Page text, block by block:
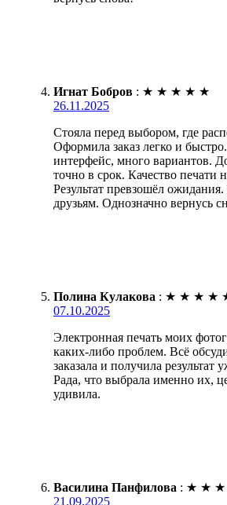
Игнат Бобров : ★ ★ ★ ★ ★
26.11.2025
Стояла перед выбором, где
Оформила заказ легко и
интерфейс, много вариантов.
точно в срок. Качество печати
Результат превзошёл
друзьям. Однозначно вернусь
Полина Кулакова : ★ ★ ★ ★
07.10.2025
Электронная печать моих
каких-либо проблем. Всё
заказала и получила результат
Рада, что выбрала именно их,
удивила.
Василина Панфилова : ★ ★ ★
21.09.2025